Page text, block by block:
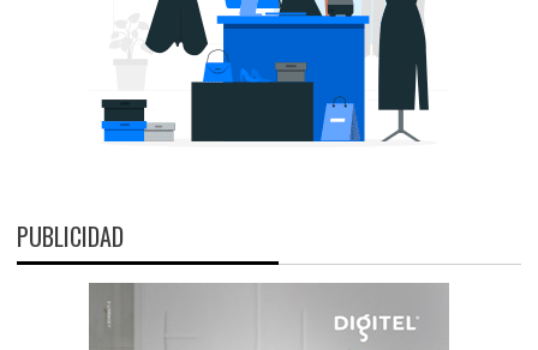
PUBLICIDAD